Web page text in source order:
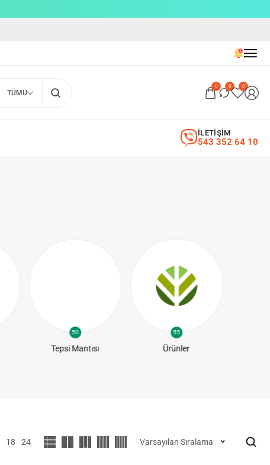
TÜMÜ
0 0 0
543 352 64 10
İLETİŞİM
50
Tepsi Mantısı
55
Ürünler
18 24 Varsayılan Sıralama